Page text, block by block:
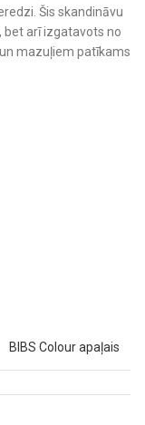
Šis skandināvu
bet arī izgatavots no
mazuļiem patīkams
apaļo
BIBS Colour apaļais